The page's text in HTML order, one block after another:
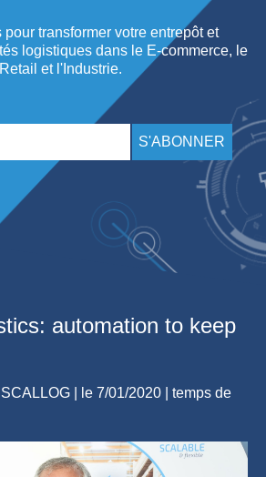
pour transformer votre entrepôt et
logistiques dans le E-commerce, le
Retail et l'Industrie.
automation to keep
| le 7/01/2020
temps de